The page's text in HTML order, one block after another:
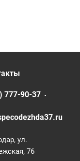
777-90-37
ул.
76